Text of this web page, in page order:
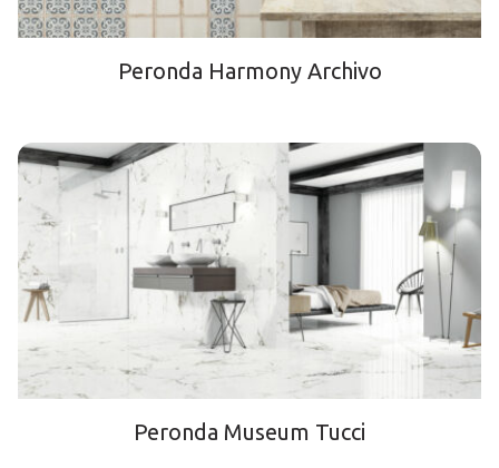
Peronda Harmony Archivo
Peronda Museum Tucci